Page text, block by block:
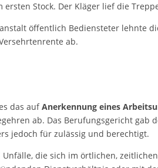
ersten Stock. Der Kläger lief die
öffentlich Bediensteter lehnte
ab.
das aufAnerkennung eines
ab. Das Berufungsgericht gab
jedoch für zulässig und berechtigt.
Unfälle, die sich im örtlichen,